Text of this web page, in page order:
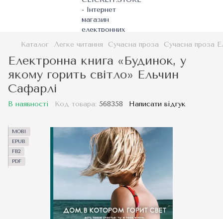
Каталог Легке читання Сучасна проза Сучасна проза
Електронна книга «Будинок, у
якому горить світло» Ельчин
Сафарлі
В наявності Код товара: 568358 Написати відгук
MOBI
EPUB
FB2
PDF